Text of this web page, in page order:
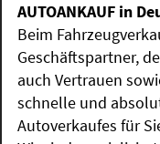
AUTOANKAUF in
Beim
Geschäftspartner,
auch Vertrauen
schnelle und
Autoverkaufes für